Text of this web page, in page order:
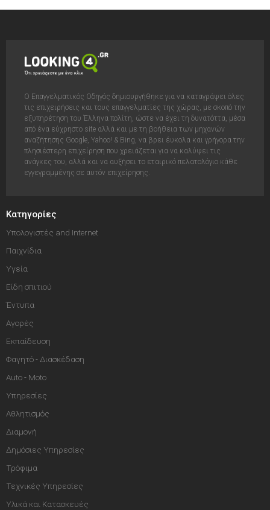
Ο Επαγγελματικός Οδηγός δημιουργήθηκε για να καταγράψει όλες
τις επιχειρήσεις και τους επαγγελματίες της χώρας, με σκοπό την
εξυπηρέτηση του Έλληνα πολίτη, ώστε να έχει τη δυνατόττα, μέσα
από ένα εύχρηστο site αλλά και με τη βοήθεια των μηχανών
αναζήτησης Google, Yahoo! & Bing, να βρει έυκολα και γρήγορα την
πλησιέστερη επιχείρηση που χρειάζεται για να καλύψει τις
ανάγκες του, αλλά και να αυξήσει το εταιρικό πελατολόγιο κάθε
εγγεγραμμένης σε αυτόν επιχείρησης.
Κατηγορίες
Υπολογιστές and Internet
Παιχνίδια
Υγεία
Είδη σπιτιού
Έντυπα
Αγορές
Εκπαίδευση
Φαγητό - Διασκέδαση
Auto - Moto
Υπηρεσίες
Αθλητισμός
Διαμονή
Δημόσιες Υπηρεσίες
Τρόφιμα
Τεχνικές Υπηρεσίες
Υλικά και Κατασκευές